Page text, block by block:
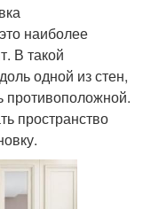
наиболее
В такой
одной из стен,
пространство